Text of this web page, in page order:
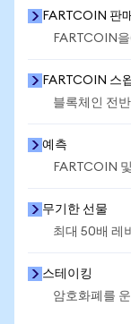
FARTCOIN 판매
FARTCOIN
FARTCOIN 스
블록체인 전
예측
FARTCOIN
무기한 선물
최대 50배 레
스테이킹
암호화폐를